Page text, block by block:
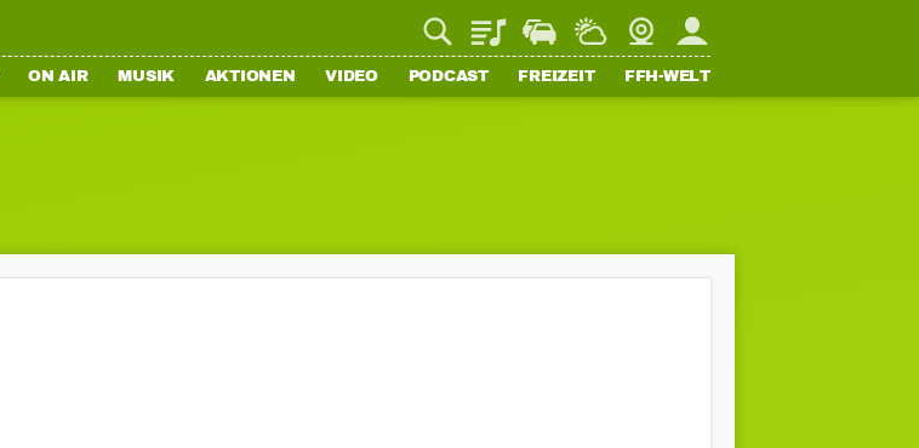
PlaylistStaupilotWetterWebcamMein FFH
ON AIR MUSIK AKTIONEN VIDEO PODCAST FREIZEIT FFH-WELT